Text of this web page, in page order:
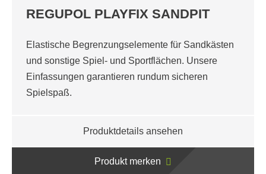
REGUPOL PLAYFIX SANDPIT
Elastische Begrenzungselemente für Sandkästen
und sonstige Spiel- und Sportflächen. Unsere
Einfassungen garantieren rundum sicheren
Spielspaß.
Produktdetails ansehen
Produkt merken